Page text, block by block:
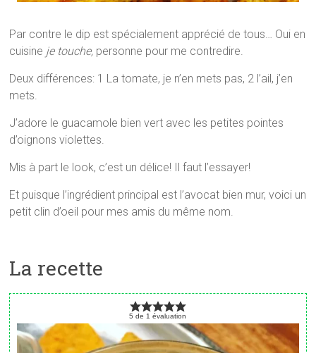
Par contre le dip est spécialement apprécié de tous… Oui en
cuisine je touche, personne pour me contredire.
Deux différences: 1 La tomate, je n’en mets pas, 2 l’ail, j’en
mets.
J’adore le guacamole bien vert avec les petites pointes
d’oignons violettes.
Mis à part le look, c’est un délice! Il faut l’essayer!
Et puisque l’ingrédient principal est l’avocat bien mur, voici un
petit clin d’oeil pour mes amis du même nom.
La recette
5 de 1 évaluation